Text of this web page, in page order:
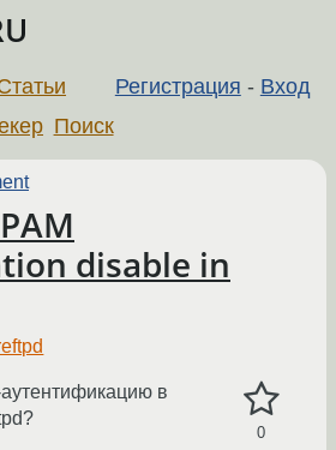
Регистрация - Вход
Поиск
disable in
0
аутентификацию в